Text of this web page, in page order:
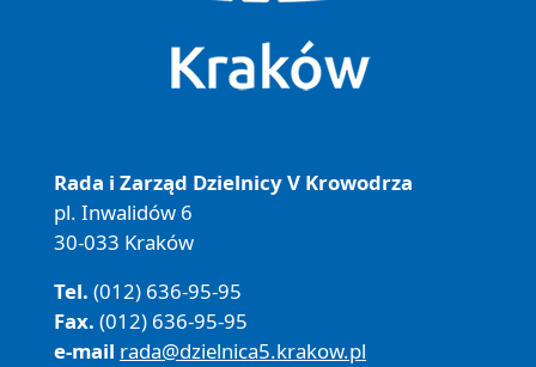
Rada i Zarząd Dzielnicy V Krowodrza
pl. Inwalidów 6
30-033 Kraków
Tel. (012) 636-95-95
Fax. (012) 636-95-95
e-mail rada@dzielnica5.krakow.pl